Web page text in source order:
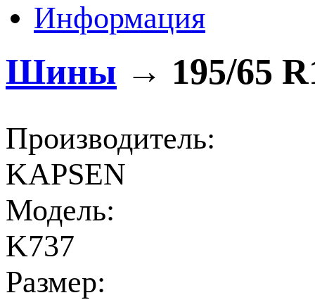
Информация
Шины → 195/65
Производитель:
KAPSEN
Модель:
K737
Размер: